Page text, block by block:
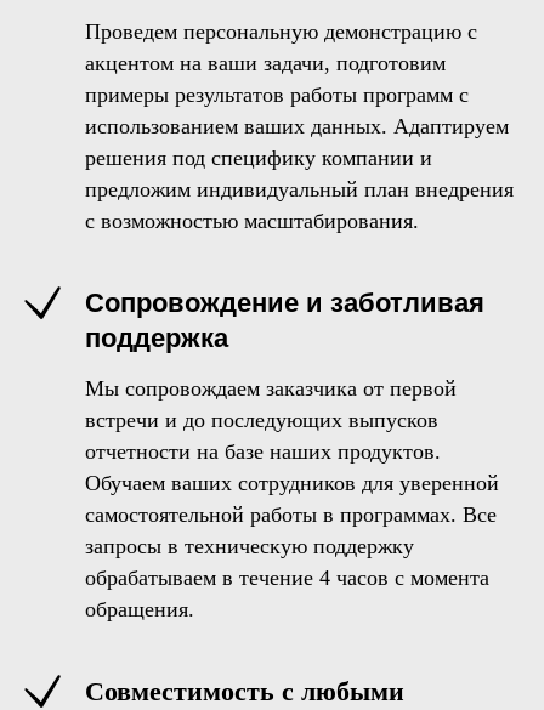
Проведем персональную демонстрацию с
акцентом на ваши задачи, подготовим
примеры результатов работы программ с
использованием ваших данных. Адаптируем
решения под специфику компании и
предложим индивидуальный план внедрения
с возможностью масштабирования.
Сопровождение и заботливая
поддержка
Мы сопровождаем заказчика от первой
встречи и до последующих выпусков
отчетности на базе наших продуктов.
Обучаем ваших сотрудников для уверенной
самостоятельной работы в программах. Все
запросы в техническую поддержку
обрабатываем в течение 4 часов с момента
обращения.
Совместимость с любыми